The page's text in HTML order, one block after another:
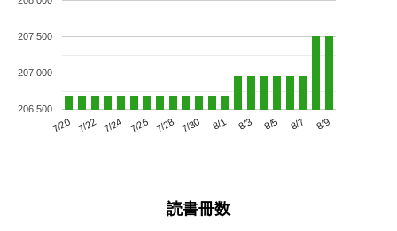
7/20 7/22 7/24 7/26 7/28 7/30 8/1 8/3 8/5 8/7 8/9
206,500
207,000
207,500
読書冊数